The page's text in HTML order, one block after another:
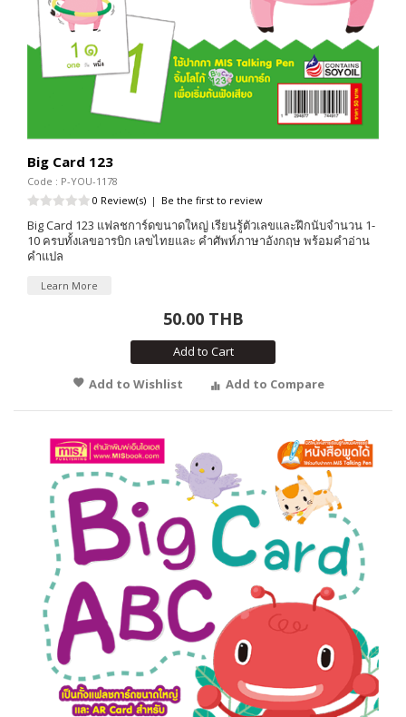
Big Card 123
Code : P-YOU-1178
0 Review(s) | Be the first to review
Big Card 123 แฟลชการ์ดขนาดใหญ่ เรียนรู้ตัวเลขและฝึกนับจำนวน 1-
10 ครบทั้งเลขอารบิก เลขไทยและ คำศัพท์ภาษาอังกฤษ พร้อมคำอ่าน
คำแปล
Learn More
50.00 THB
Add to Cart
Add to Wishlist
Add to Compare